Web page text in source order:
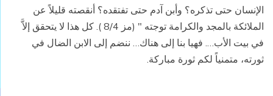
الإنسان حتى تذكره؟ وأبن آدم حتى تفتقده؟ أنقصته قليلاً عن
الملائكة بالمجد والكرامة توجته " (مز 8/4 ). كل هذا لا يتحقق إلاَّ
في بيت الأب…. فهيا بنا إلى هناك… ننضم إلى الابن الضال في
ثورته، متمنياً لكم ثورة مباركة.